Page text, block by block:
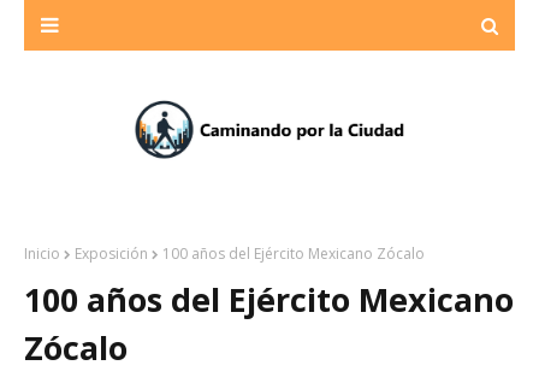
Inicio Exposición 100 años del Ejército Mexicano Zócalo
100 años del Ejército Mexicano
Zócalo